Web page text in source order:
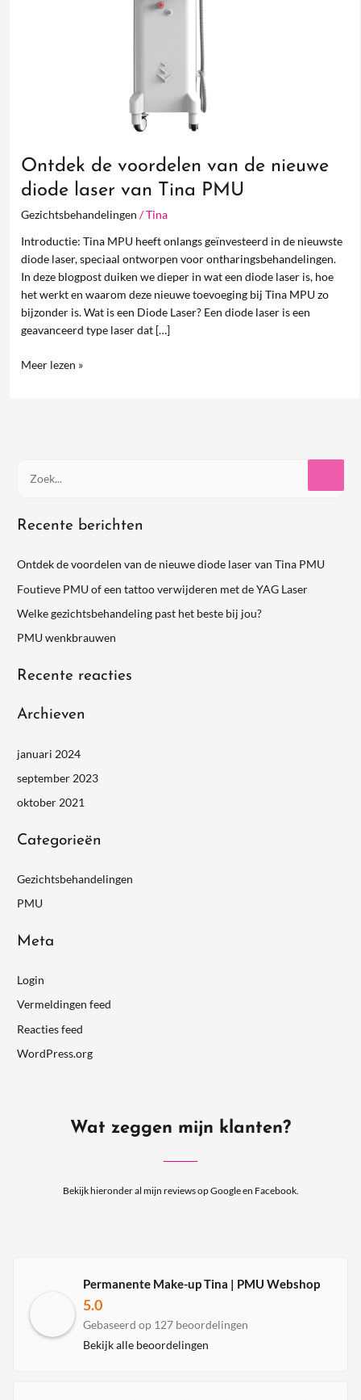
Ontdek de voordelen van de nieuwe
diode laser van Tina PMU
Gezichtsbehandelingen /Tina
Introductie: Tina MPU heeft onlangs geïnvesteerd in de nieuwste
diode laser, speciaal ontworpen voor ontharingsbehandelingen.
In deze blogpost duiken we dieper in wat een diode laser is, hoe
het werkt en waarom deze nieuwe toevoeging bij Tina MPU zo
bijzonder is. Wat is een Diode Laser? Een diode laser is een
geavanceerd type laser dat […]
Meer lezen »
e
n
a
a
r
Recente berichten
Ontdek de voordelen van de nieuwe diode laser van Tina PMU
Foutieve PMU of een tattoo verwijderen met de YAG Laser
Welke gezichtsbehandeling past het beste bij jou?
PMU wenkbrauwen
Recente reacties
Archieven
januari 2024
september 2023
oktober 2021
Categorieën
Gezichtsbehandelingen
PMU
Meta
Login
Vermeldingen feed
Reacties feed
WordPress.org
Wat zeggen mijn klanten?
Bekijk hieronder al mijn reviews op Google en Facebook.
Permanente Make-up Tina | PMU Webshop
5.0
Gebaseerd op 127 beoordelingen
Bekijk alle beoordelingen